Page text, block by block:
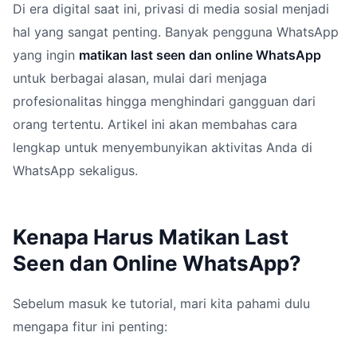
Di era digital saat ini, privasi di media sosial menjadi
hal yang sangat penting. Banyak pengguna WhatsApp
yang ingin matikan last seen dan online WhatsApp
untuk berbagai alasan, mulai dari menjaga
profesionalitas hingga menghindari gangguan dari
orang tertentu. Artikel ini akan membahas cara
lengkap untuk menyembunyikan aktivitas Anda di
WhatsApp sekaligus.
Kenapa Harus Matikan Last
Seen dan Online WhatsApp?
Sebelum masuk ke tutorial, mari kita pahami dulu
mengapa fitur ini penting: